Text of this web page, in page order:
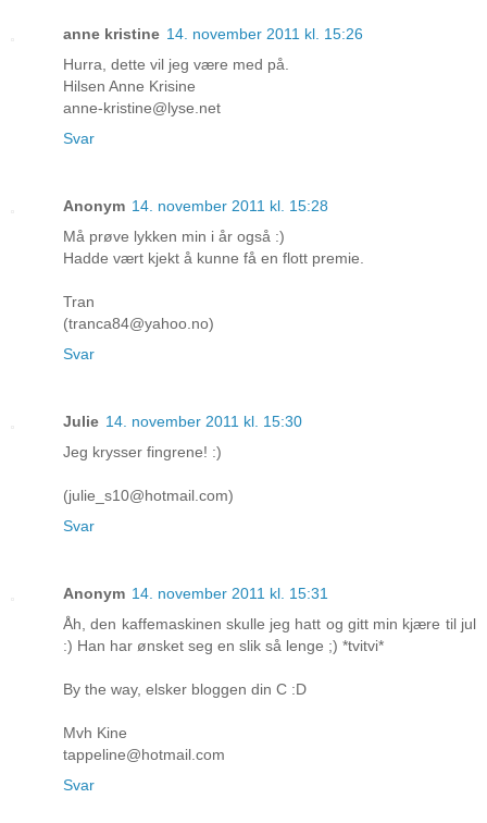
anne kristine 14. november 2011 kl. 15:26
Hurra, dette vil jeg være med på.
Hilsen Anne Krisine
anne-kristine@lyse.net
Svar
Anonym 14. november 2011 kl. 15:28
Må prøve lykken min i år også :)
Hadde vært kjekt å kunne få en flott premie.
Tran
(tranca84@yahoo.no)
Svar
Julie 14. november 2011 kl. 15:30
Jeg krysser fingrene! :)
(julie_s10@hotmail.com)
Svar
Anonym 14. november 2011 kl. 15:31
Åh, den kaffemaskinen skulle jeg hatt og gitt min kjære til jul
:) Han har ønsket seg en slik så lenge ;) *tvitvi*
By the way, elsker bloggen din C :D
Mvh Kine
tappeline@hotmail.com
Svar